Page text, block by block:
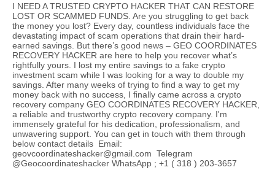
I NEED A TRUSTED CRYPTO HACKER THAT CAN RESTORE
LOST OR SCAMMED FUNDS. Are you struggling to get back
the money you lost? Every day, countless individuals face the
devastating impact of scam operations that drain their hard-
earned savings. But there’s good news – GEO COORDINATES
RECOVERY HACKER are here to help you recover what’s
rightfully yours. I lost my entire savings to a fake crypto
investment scam while I was looking for a way to double my
savings. After many weeks of trying to find a way to get my
money back with no success, I finally came across a crypto
recovery company GEO COORDINATES RECOVERY HACKER,
a reliable and trustworthy crypto recovery company. I'm
immensely grateful for his dedication, professionalism, and
unwavering support. You can get in touch with them through
below contact details Email:
geovcoordinateshacker@gmail.com Telegram
@Geocoordinateshacker WhatsApp ; +1 ( 318 ) 203-3657